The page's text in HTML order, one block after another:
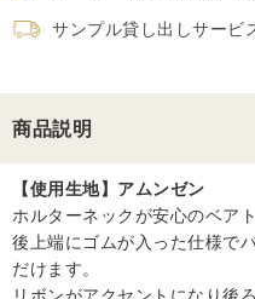
サンプル貸し出しサービ
商品説明
【使用生地】アムンゼン
ホルターネックが安心のベア
後上端にゴムが入った仕様で
だけます。